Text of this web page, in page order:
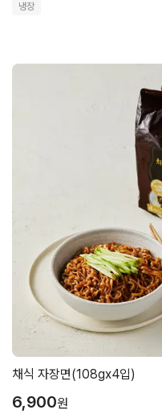
냉장
채식 자장면(108gx4입)
6,900원